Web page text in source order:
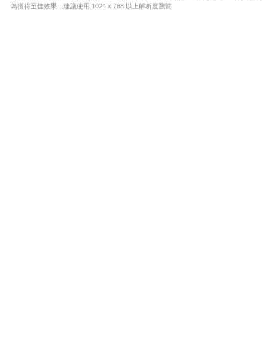
為獲得至佳效果，建議使用 1024 x 768 以上解析度瀏覽